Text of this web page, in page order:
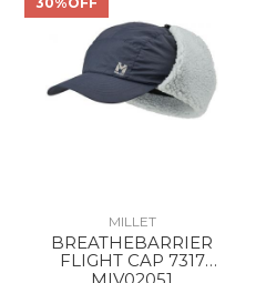
MILLET
BREATHEBARRIER
FLIGHT CAP 7317
SAPHIR